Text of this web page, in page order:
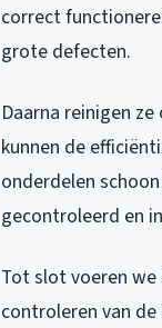
correct
grote defecten.
Daarna reinigen
kunnen de
onderdelen
gecontroleerd en
Tot slot voeren
controleren van